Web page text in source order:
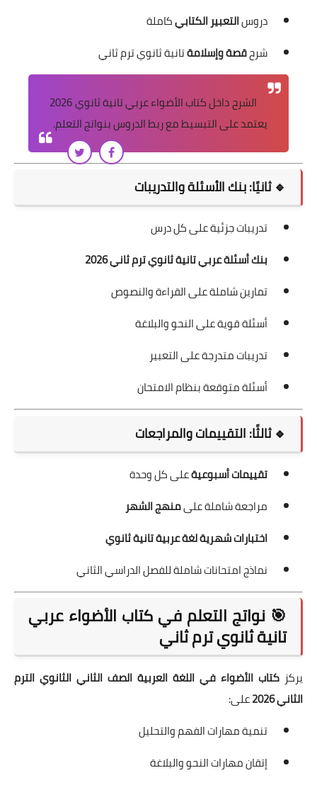
دروسالتعبير الكتابيكاملة
شرحقصة وإسلامةتانية ثانوي ترم ثاني
الشرح داخل كتاب الأضواء عربي تانية ثانوي 2026
يعتمد على التبسيط مع ربط الدروس بنواتج التعلم.
🔹 ثانيًا: بنك الأسئلة والتدريبات
تدريبات جزئية على كل درس
بنك أسئلة عربي تانية ثانوي ترم ثاني 2026
تمارين شاملة على القراءة والنصوص
أسئلة قوية على النحو والبلاغة
تدريبات متدرجة على التعبير
أسئلة متوقعة بنظام الامتحان
🔹 ثالثًا: التقييمات والمراجعات
تقييمات أسبوعيةعلى كل وحدة
مراجعة شاملة علىمنهج الشهر
اختبارات شهرية لغة عربية تانية ثانوي
نماذج امتحانات شاملة للفصل الدراسي الثاني
🎯 نواتج التعلم في كتاب الأضواء عربي
تانية ثانوي ترم ثاني
يركز كتاب الأضواء في اللغة العربية الصف الثاني الثانوي الترم
الثاني 2026
على:
تنمية مهارات الفهم والتحليل
إتقان مهارات النحو والبلاغة